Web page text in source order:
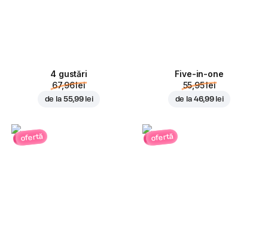
4 gustări
67,96 lei
de la 55,99 lei
Five-in-one
55,95 lei
de la 46,99 lei
ofertă ofertă